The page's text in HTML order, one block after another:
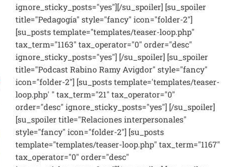
ignore_sticky_posts="yes"][/su_spoiler] [su_spoiler
title="Pedagogía" style="fancy" icon="folder-2"]
[su_posts template="templates/teaser-loop.php"
tax_term="1163" tax_operator="0" order="desc"
ignore_sticky_posts="yes"] [/su_spoiler] [su_spoiler
title="Podcast Rabino Ramy Avigdor" style="fancy"
icon="folder-2"] [su_posts template='templates/teaser-
loop.php' " tax_term="21" tax_operator="0"
order="desc" ignore_sticky_posts="yes"] [/su_spoiler]
[su_spoiler title="Relaciones interpersonales"
style="fancy" icon="folder-2"] [su_posts
template="templates/teaser-loop.php" tax_term="1167"
tax_operator="0" order="desc"